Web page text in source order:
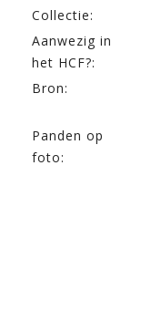
Collectie:
Aanwezig in
het HCF?:
Bron:
Panden op
foto: